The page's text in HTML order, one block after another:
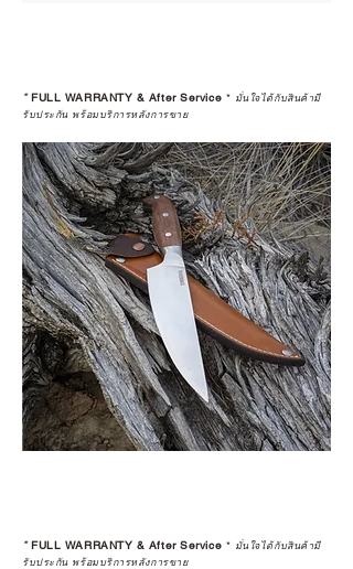
*FULL WARRANTY & After Service * มั่นใจได้กับสินค้ามี
รับประกัน พร้อมบริการหลังการขาย
*FULL WARRANTY & After Service * มั่นใจได้กับสินค้ามี
รับประกัน พร้อมบริการหลังการขาย